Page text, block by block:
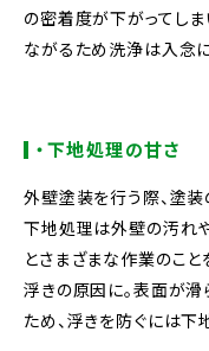
の密着度が下がってしま
ながるため洗浄は入念
・下地処理の甘さ
外壁塗装を行う際、塗
下地処理は外壁の汚れ
とさまざまな作業のこ
浮きの原因に。表面が
ため、浮きを防ぐには